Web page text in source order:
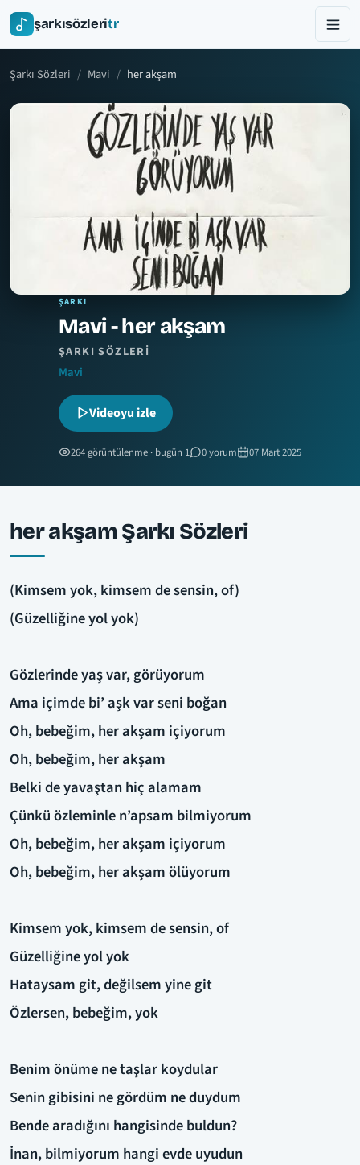
şarkısözleritr
Şarkı Sözleri Mavi her akşam
ŞARKI
Mavi - her akşam
ŞARKI SÖZLERI
Mavi
Videoyu izle
264 görüntülenme · bugün 1 0 yorum 07 Mart 2025
her akşam Şarkı Sözleri
(Kimsem yok, kimsem de sensin, of)
(Güzelliğine yol yok)
Gözlerinde yaş var, görüyorum
Ama içimde bi’ aşk var seni boğan
Oh, bebeğim, her akşam içiyorum
Oh, bebeğim, her akşam
Belki de yavaştan hiç alamam
Çünkü özleminle n’apsam bilmiyorum
Oh, bebeğim, her akşam içiyorum
Oh, bebeğim, her akşam ölüyorum
Kimsem yok, kimsem de sensin, of
Güzelliğine yol yok
Hataysam git, değilsem yine git
Özlersen, bebeğim, yok
Benim önüme ne taşlar koydular
Senin gibisini ne gördüm ne duydum
Bende aradığını hangisinde buldun?
İnan, bilmiyorum hangi evde uyudun